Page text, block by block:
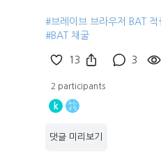
#브레이브 브라우저 BAT 적
#BAT 채굴
13 3
2 participants
k
댓글 미리보기